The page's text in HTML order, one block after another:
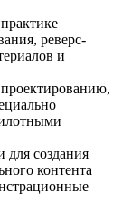
реверс-
и
для создания
контента